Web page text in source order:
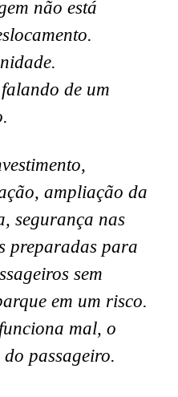
não está
de um
ampliação da
segurança nas
preparadas para
sem
em um risco.
mal, o
passageiro.